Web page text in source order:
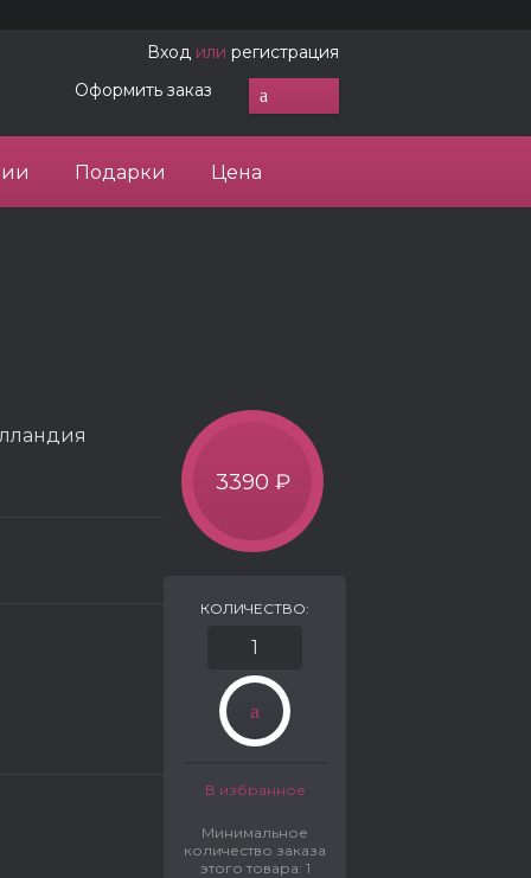
Вход или регистрация
Оформить заказ
Подарки Цена
3390 ₽
КОЛИЧЕСТВО:
В избранное
Минимальное
количество заказа
этого товара: 1